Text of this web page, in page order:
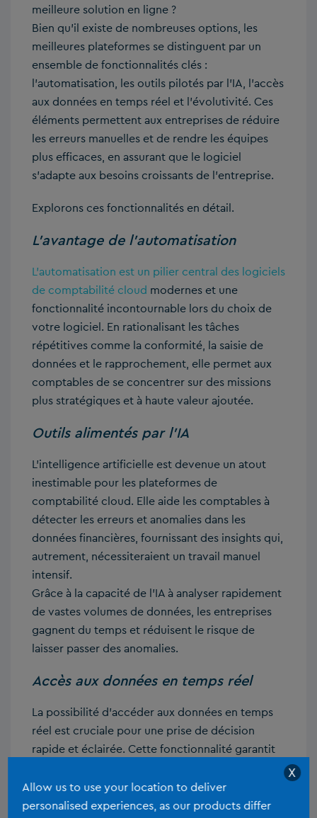
meilleure solution en ligne ?
Bien qu’il existe de nombreuses options, les
meilleures plateformes se distinguent par un
ensemble de fonctionnalités clés :
l’automatisation, les outils pilotés par l’IA, l’accès
aux données en temps réel et l’évolutivité. Ces
éléments permettent aux entreprises de réduire
les erreurs manuelles et de rendre les équipes
plus efficaces, en assurant que le logiciel
s’adapte aux besoins croissants de l’entreprise.
Explorons ces fonctionnalités en détail.
L’avantage de l’automatisation
L’automatisation est un pilier central des logiciels
de comptabilité cloud modernes et une
fonctionnalité incontournable lors du choix de
votre logiciel. En rationalisant les tâches
répétitives comme la conformité, la saisie de
données et le rapprochement, elle permet aux
comptables de se concentrer sur des missions
plus stratégiques et à haute valeur ajoutée.
Outils alimentés par l’IA
L’intelligence artificielle est devenue un atout
inestimable pour les plateformes de
comptabilité cloud. Elle aide les comptables à
détecter les erreurs et anomalies dans les
données financières, fournissant des insights qui,
autrement, nécessiteraient un travail manuel
intensif.
Grâce à la capacité de l’IA à analyser rapidement
de vastes volumes de données, les entreprises
gagnent du temps et réduisent le risque de
laisser passer des anomalies.
Accès aux données en temps réel
La possibilité d’accéder aux données en temps
réel est cruciale pour une prise de décision
rapide et éclairée. Cette fonctionnalité garantit
informations les plus actuelles, ce qui améliore la
collaboration et élimine les problèmes liés aux
X
Allow us to use your location to deliver
personalised experiences, as our products differ